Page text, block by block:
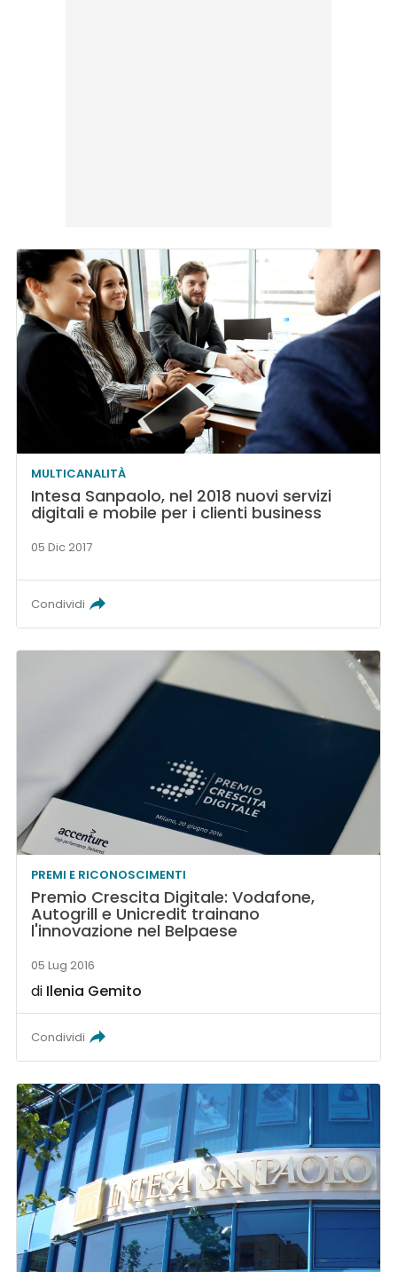
MULTICANALITÀ
Intesa Sanpaolo, nel 2018 nuovi servizi
digitali e mobile per i clienti business
05 Dic 2017
Condividi
PREMI E RICONOSCIMENTI
Premio Crescita Digitale: Vodafone,
Autogrill e Unicredit trainano
l'innovazione nel Belpaese
05 Lug 2016
di Ilenia Gemito
Condividi